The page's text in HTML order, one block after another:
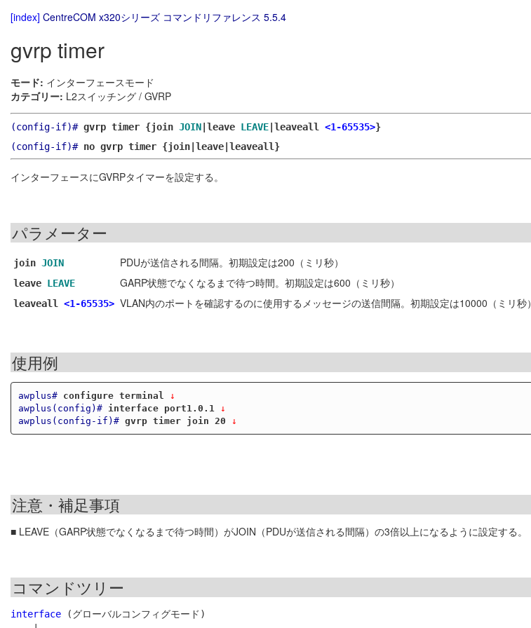
[index] CentreCOM x320シリーズ コマンドリファレンス 5.5.4
gvrp timer
モード: インターフェースモード
カテゴリー: L2スイッチング / GVRP
(config-if)# gvrp timer {join JOIN |leave LEAVE |leaveall <1-65535>}
(config-if)# no gvrp timer {join|leave|leaveall}
インターフェースにGVRPタイマーを設定する。
パラメーター
join JOIN PDUが送信される間隔。初期設定は200（ミリ秒）
leave LEAVE GARP状態でなくなるまで待つ時間。初期設定は600（ミリ秒）
leaveall <1-65535> VLAN内のポートを確認するのに使用するメッセージの送信間隔。初期設定は10000（ミリ秒）
使用例
awplus# configure terminal
↓
awplus(config)#
interface port1.0.1
↓
awplus(config-if)# gvrp timer join 20 ↓
注意・補足事項
■ LEAVE（GARP状態でなくなるまで待つ時間）がJOIN（PDUが送信される間隔）の3倍以上になるように設定する。
コマンドツリー
interface (グローバルコンフィグモード)